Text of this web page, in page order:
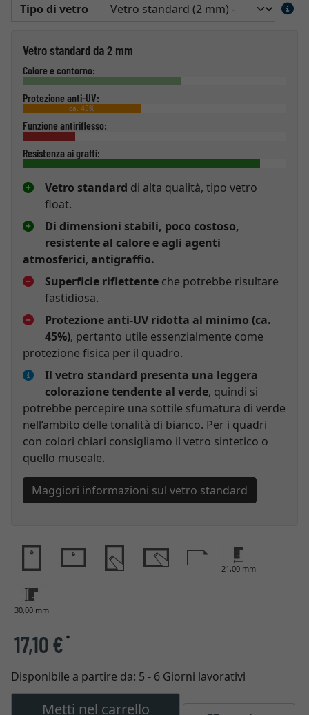
Tipo di vetro
Vetro standard da 2 mm
Colore e contorno:
Protezione anti-UV:
ca. 45%
Funzione antiriflesso:
Resistenza ai graffi:
Vetro standard di alta qualità, tipo vetro
float.
Di dimensioni stabili, poco costoso,
resistente al calore e agli agenti
atmosferici, antigraffio.
Superficie riflettente che potrebbe risultare
fastidiosa.
Protezione anti-UV ridotta al minimo (ca.
45%), pertanto utile essenzialmente come
protezione fisica per il quadro.
Il vetro standard presenta una leggera
colorazione tendente al verde, quindi si
potrebbe percepire una sottile sfumatura di verde
nell’ambito delle tonalità di bianco. Per i quadri
con colori chiari consigliamo il vetro sintetico o
quello museale.
Maggiori informazioni sul vetro standard
21,00 mm
30,00 mm
17,10 €*
Disponibile a partire da: 5 - 6 Giorni lavorativi
Metti nel carrello